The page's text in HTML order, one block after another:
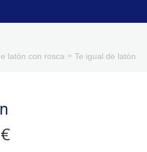
latón con rosca > Te igual de latón
€